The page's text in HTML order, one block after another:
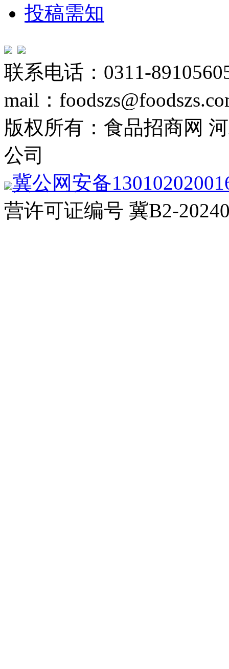
投稿需知
联系电话：0311-
mail：
版权所有：食品招商网
公司
冀公网安备
营许可证编号 冀B2-